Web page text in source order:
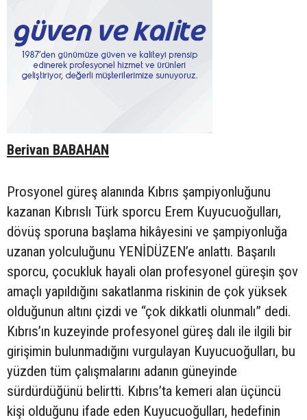
Berivan BABAHAN
Prosyonel güreş alanında Kıbrıs şampiyonluğunu
kazanan Kıbrıslı Türk sporcu Erem Kuyucuoğulları,
dövüş sporuna başlama hikâyesini ve şampiyonluğa
uzanan yolculuğunu YENİDÜZEN’e anlattı. Başarılı
sporcu, çocukluk hayali olan profesyonel güreşin şov
amaçlı yapıldığını sakatlanma riskinin de çok yüksek
olduğunun altını çizdi ve “çok dikkatli olunmalı” dedi.
Kıbrıs’ın kuzeyinde profesyonel güreş dalı ile ilgili bir
girişimin bulunmadığını vurgulayan Kuyucuoğulları, bu
yüzden tüm çalışmalarını adanın güneyinde
sürdürdüğünü belirtti. Kıbrıs’ta kemeri alan üçüncü
kişi olduğunu ifade eden Kuyucuoğulları, hedefinin